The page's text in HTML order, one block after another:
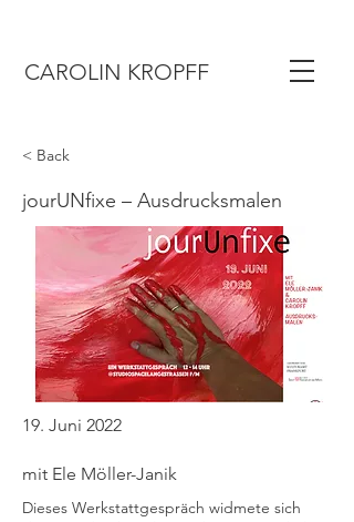
CAROLIN KROPFF
< Back
jourUNfixe – Ausdrucksmalen
19. Juni 2022
mit Ele Möller-Janik​
Dieses Werkstattgespräch widmete sich